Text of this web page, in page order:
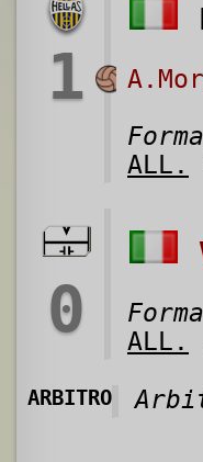
1
ALL.
0
ALL.
ARBITRO